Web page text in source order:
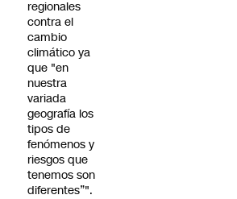
regionales
contra el
cambio
climático ya
que "en
nuestra
variada
geografía los
tipos de
fenómenos y
riesgos que
tenemos son
diferentes”".